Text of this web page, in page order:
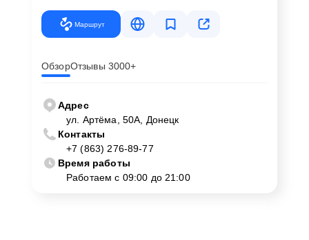
Маршрут
ОбзорОтзывы 3000+
Адрес
ул. Артёма, 50А, Донецк
Контакты
+7 (863) 276-89-77
Время работы
Работаем с 09:00 до 21:00